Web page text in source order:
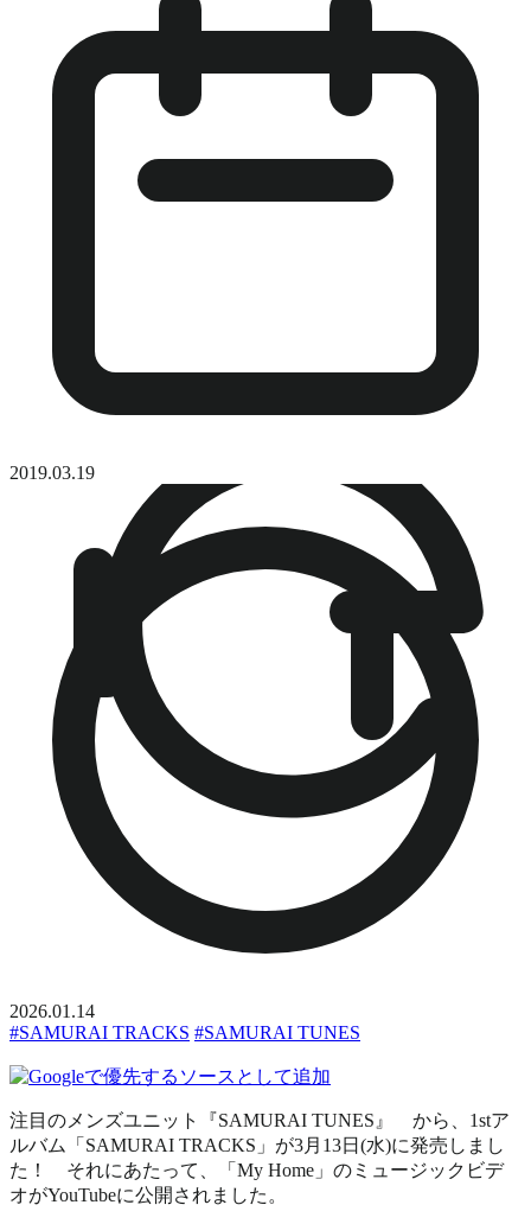
2019.03.19
2026.01.14
#SAMURAI TRACKS #SAMURAI TUNES
注目のメンズユニット『SAMURAI TUNES』 から、1stア
ルバム「SAMURAI TRACKS」が3月13日(水)に発売しまし
た！ それにあたって、「My Home」のミュージックビデ
オがYouTubeに公開されました。